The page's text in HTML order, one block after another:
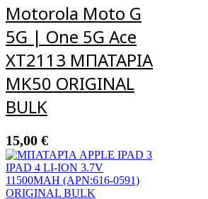
Motorola Moto G
5G | One 5G Ace
XT2113 ΜΠΑΤΑΡΙΑ
MK50 ORIGINAL
BULK
15,00 €